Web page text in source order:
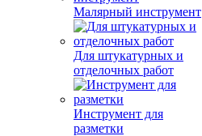
Малярный инструмент
Для штукатурных и
отделочных работ
Инструмент для
разметки